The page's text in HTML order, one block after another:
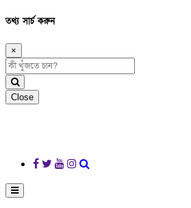
তথ্য সার্চ করুন
×
Close